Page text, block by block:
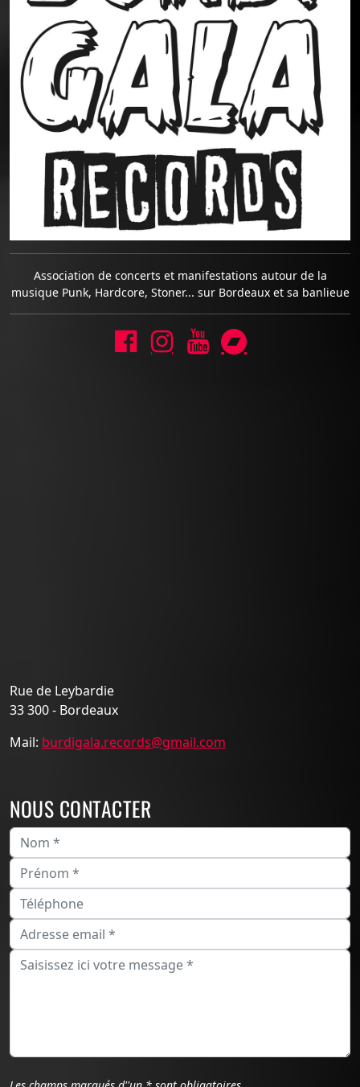
Association de concerts et manifestations autour de la
musique Punk, Hardcore, Stoner... sur Bordeaux et sa banlieue
Rue de Leybardie
33 300 - Bordeaux
Mail: burdigala.records@gmail.com
NOUS CONTACTER